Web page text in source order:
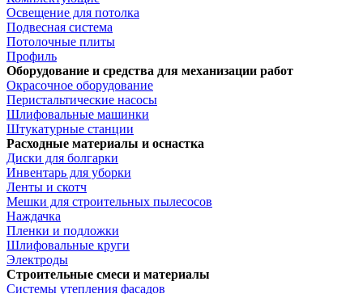
Освещение для потолка
Подвесная система
Потолочные плиты
Профиль
Оборудование и средства для механизации работ
Окрасочное оборудование
Перистальтические насосы
Шлифовальные машинки
Штукатурные станции
Расходные материалы и оснастка
Диски для болгарки
Инвентарь для уборки
Ленты и скотч
Мешки для строительных пылесосов
Наждачка
Пленки и подложки
Шлифовальные круги
Электроды
Строительные смеси и материалы
Системы утепления фасадов